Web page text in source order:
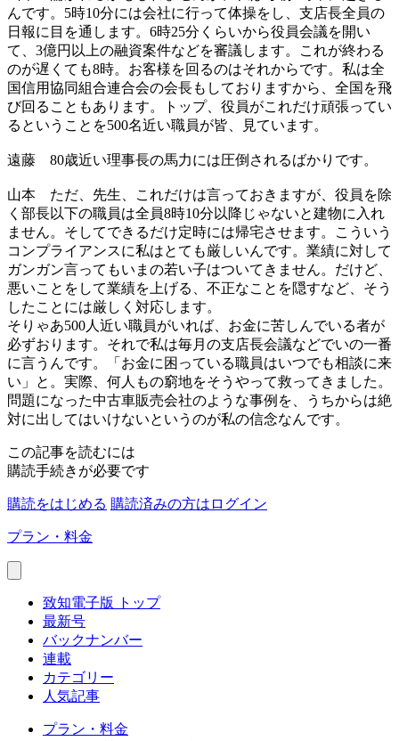
んです。5時10分には会社に行って体操をし、支店長全員の
日報に目を通します。6時25分くらいから役員会議を開い
て、3億円以上の融資案件などを審議します。これが終わる
のが遅くても8時。お客様を回るのはそれからです。私は全
国信用協同組合連合会の会長もしておりますから、全国を飛
び回ることもあります。トップ、役員がこれだけ頑張ってい
るということを500名近い職員が皆、見ています。
遠藤 80歳近い理事長の馬力には圧倒されるばかりです。
山本 ただ、先生、これだけは言っておきますが、役員を除
く部長以下の職員は全員8時10分以降じゃないと建物に入れ
ません。そしてできるだけ定時には帰宅させます。こういう
コンプライアンスに私はとても厳しいんです。業績に対して
ガンガン言ってもいまの若い子はついてきません。だけど、
悪いことをして業績を上げる、不正なことを隠すなど、そう
したことには厳しく対応します。
そりゃあ500人近い職員がいれば、お金に苦しんでいる者が
必ずおります。それで私は毎月の支店長会議などでいの一番
に言うんです。「お金に困っている職員はいつでも相談に来
い」と。実際、何人もの窮地をそうやって救ってきました。
問題になった中古車販売会社のような事例を、うちからは絶
対に出してはいけないというのが私の信念なんです。
この記事を読むには
購読手続きが必要です
購読をはじめる 購読済みの方はログイン
プラン・料金
致知電子版 トップ
最新号
バックナンバー
連載
カテゴリー
人気記事
プラン・料金